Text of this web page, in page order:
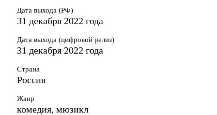
Дата выхода (РФ)
31 декабря 2022 года
Дата выхода (цифровой релиз)
31 декабря 2022 года
Страна
Россия
Жанр
комедия, мюзикл